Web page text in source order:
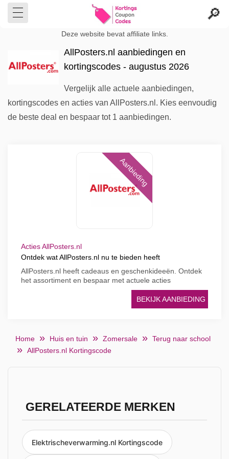
Deze website bevat affiliate links.
AllPosters.nl aanbiedingen en
kortingscodes - augustus 2026
Vergelijk alle actuele aanbiedingen,
kortingscodes en acties van AllPosters.nl. Kies eenvoudig
de beste deal en bespaar tot 1 aanbiedingen.
Aanbieding
Acties AllPosters.nl
Ontdek wat AllPosters.nl nu te bieden heeft
AllPosters.nl heeft cadeaus en geschenkideeën. Ontdek
het assortiment en bespaar met actuele acties
BEKIJK AANBIEDING
Home Huis en tuin Zomersale
Terug naar school
AllPosters.nl Kortingscode
GERELATEERDE MERKEN
Elektrischeverwarming.nl Kortingscode